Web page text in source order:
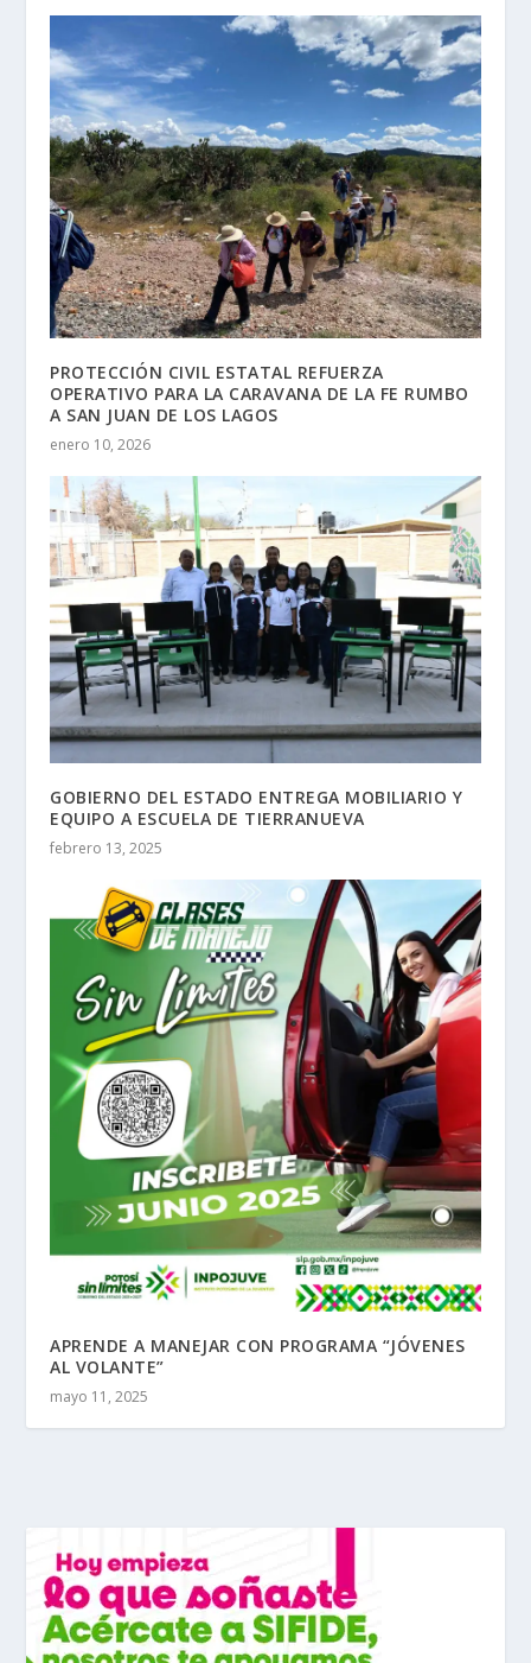
PROTECCIÓN CIVIL ESTATAL REFUERZA
OPERATIVO PARA LA CARAVANA DE LA FE RUMBO
A SAN JUAN DE LOS LAGOS
enero 10, 2026
GOBIERNO DEL ESTADO ENTREGA MOBILIARIO Y
EQUIPO A ESCUELA DE TIERRANUEVA
febrero 13, 2025
APRENDE A MANEJAR CON PROGRAMA “JÓVENES
AL VOLANTE”
mayo 11, 2025